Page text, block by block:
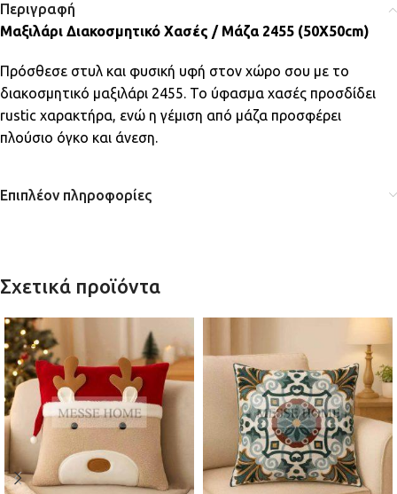
Περιγραφή
Μαξιλάρι Διακοσμητικό Χασές / Μάζα 2455 (50Χ50cm)
Πρόσθεσε στυλ και φυσική υφή στον χώρο σου με το
διακοσμητικό μαξιλάρι 2455. Το ύφασμα χασές προσδίδει
rustic χαρακτήρα, ενώ η γέμιση από μάζα προσφέρει
πλούσιο όγκο και άνεση.
Επιπλέον πληροφορίες
Σχετικά προϊόντα